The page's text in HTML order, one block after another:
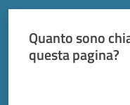
Menu selezionato
Vivere
Modena
Quanto sono
questa pagina?